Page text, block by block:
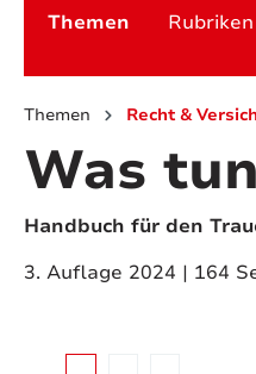
Themen Rubriken
Themen Recht &
Was
Handbuch für den
3. Auflage 2024 | 164